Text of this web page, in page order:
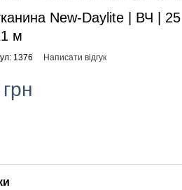
New-Daylite | ВЧ | 25
м
1376 Написати відгук